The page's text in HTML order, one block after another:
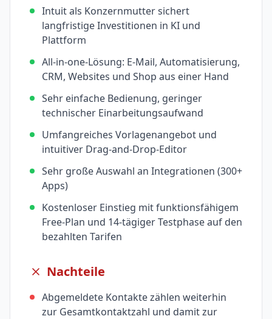
Intuit als Konzernmutter sichert
langfristige Investitionen in KI und
Plattform
All-in-one-Lösung: E-Mail, Automatisierung,
CRM, Websites und Shop aus einer Hand
Sehr einfache Bedienung, geringer
technischer Einarbeitungsaufwand
Umfangreiches Vorlagenangebot und
intuitiver Drag-and-Drop-Editor
Sehr große Auswahl an Integrationen (300+
Apps)
Kostenloser Einstieg mit funktionsfähigem
Free-Plan und 14-tägiger Testphase auf den
bezahlten Tarifen
Nachteile
Abgemeldete Kontakte zählen weiterhin
zur Gesamtkontaktzahl und damit zur